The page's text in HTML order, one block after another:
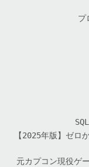
プ
【2025年版】ゼ
元カプコン現役ゲ